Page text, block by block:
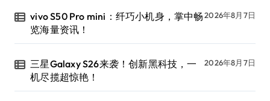
vivo S50 Pro mini：纤巧小机身，掌中畅
览海量资讯！
2026年8月7日
三星Galaxy S26来袭！创新黑科技，一
机尽揽超惊艳！
2026年8月7日